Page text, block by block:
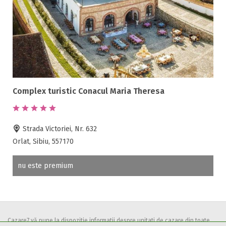
Terasa
Teren de sport
Transport auto
Complex turistic Conacul Maria Theresa
Strada Victoriei, Nr. 632
Orlat, Sibiu, 557170
nu este premium
Cazare7 vă pune la dispozitie informatii despre unitati de cazare din toate